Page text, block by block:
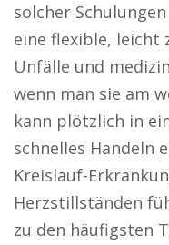
solcher
eine flexible, leicht
Unfälle und
wenn man sie am
kann plötzlich in
schnelles Handeln
Kreislauf-
Herzstillständen
zu den häufigsten